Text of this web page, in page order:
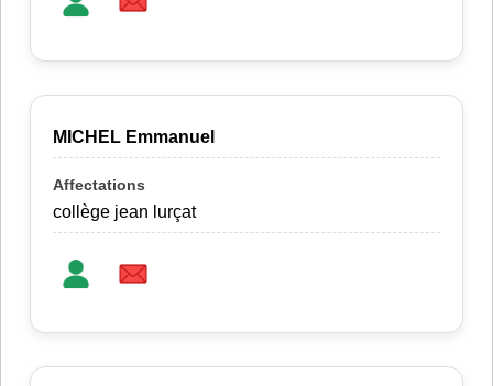
MICHEL Emmanuel
collège jean lurçat